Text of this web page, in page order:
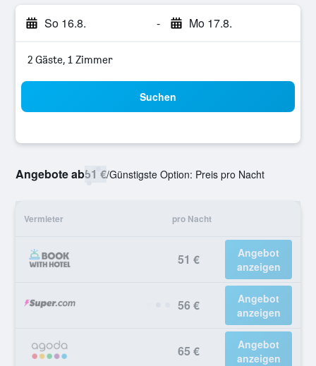
So 16.8. - Mo 17.8.
2 Gäste, 1 Zimmer
Suchen
Angebote ab51 €/Günstigste Option: Preis pro Nacht
Vermieter pro Nacht
51 €
Angebot
anzeigen
56 €
Angebot
anzeigen
65 €
Angebot
anzeigen